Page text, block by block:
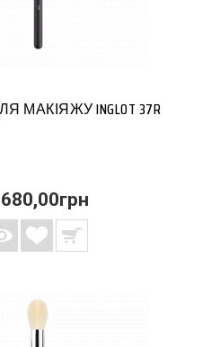
МАКІЯЖУ INGLOT 37R